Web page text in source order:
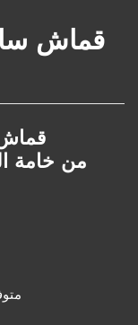
قماش
من خامة